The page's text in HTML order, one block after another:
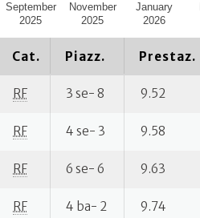
September
2025
November
2025
January
2026
Cat. Piazz. Prestaz.
RF 3 se- 8 9.52
RF 4 se- 3 9.58
RF 6 se- 6 9.63
RF 4 ba- 2 9.74